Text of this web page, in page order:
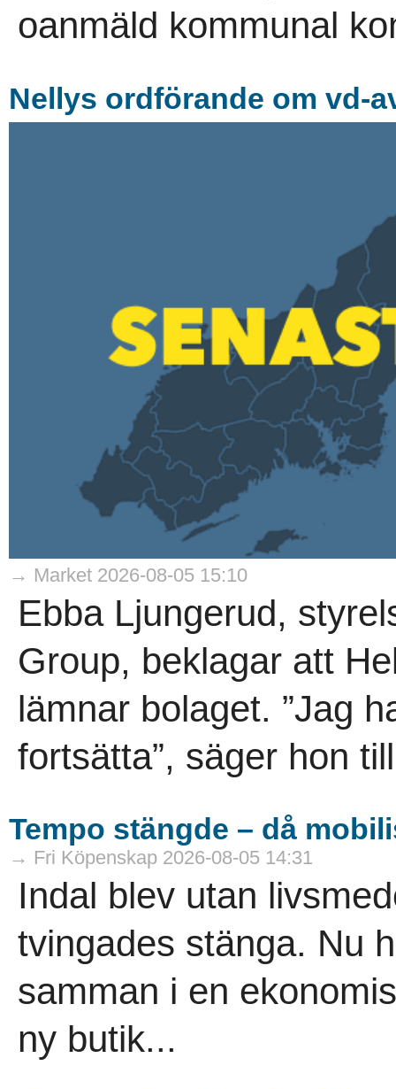
oanmäld kommunal
Nellys ordförande om vd-
→ Market 2026-08-05 15:10
Ebba Ljungerud,
Group, beklagar att
lämnar bolaget. ”Jag
fortsätta”, säger hon
Tempo stängde – då
→ Fri Köpenskap 2026-08-05 14:31
Indal blev utan
tvingades stänga. Nu
samman i en
ny butik...